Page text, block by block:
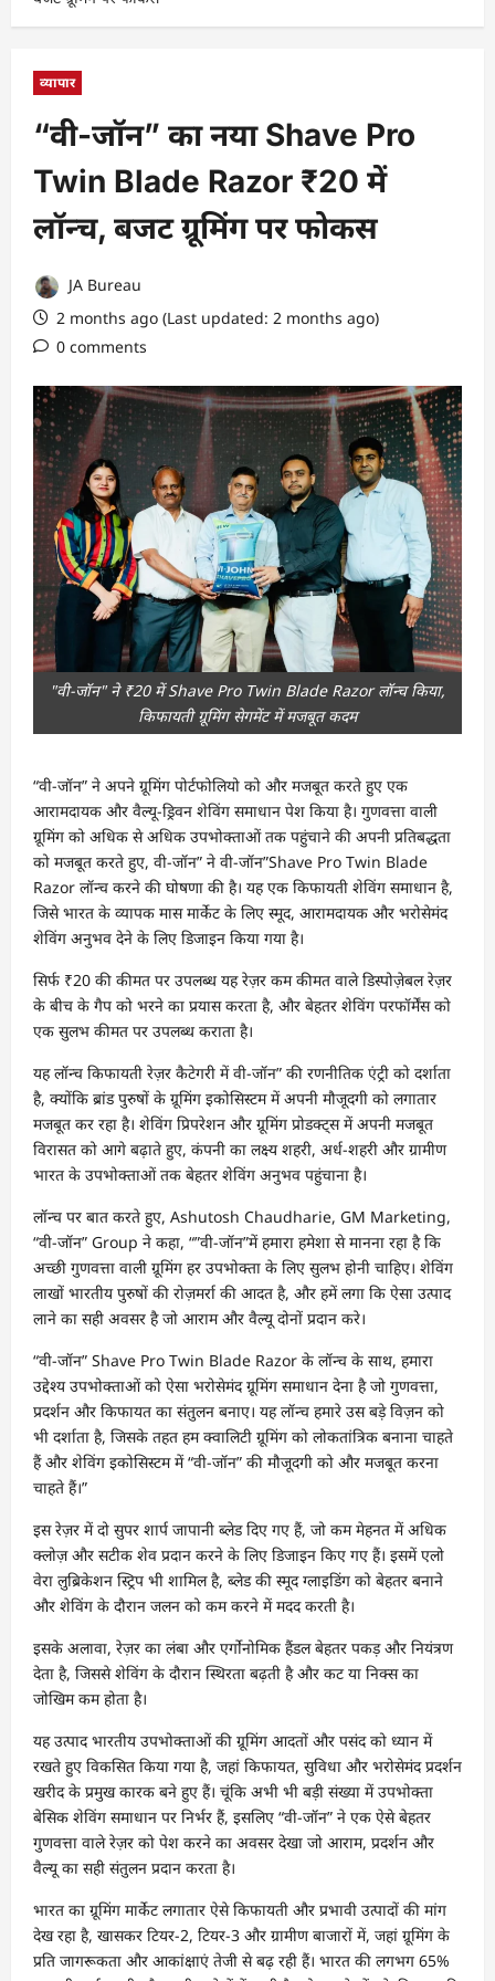
व्यापार
“वी-जॉन” का नया Shave Pro
Twin Blade Razor ₹20 में
लॉन्च, बजट ग्रूमिंग पर फोकस
JA Bureau
2 months ago (Last updated: 2 months ago)
0 comments
"वी-जॉन" ने ₹20 में Shave Pro Twin Blade Razor लॉन्च किया,
किफायती ग्रूमिंग सेगमेंट में मजबूत कदम
“वी-जॉन” ने अपने ग्रूमिंग पोर्टफोलियो को और मजबूत करते हुए एक
आरामदायक और वैल्यू-ड्रिवन शेविंग समाधान पेश किया है। गुणवत्ता वाली
ग्रूमिंग को अधिक से अधिक उपभोक्ताओं तक पहुंचाने की अपनी प्रतिबद्धता
को मजबूत करते हुए, वी-जॉन” ने वी-जॉन”Shave Pro Twin Blade
Razor लॉन्च करने की घोषणा की है। यह एक किफायती शेविंग समाधान है,
जिसे भारत के व्यापक मास मार्केट के लिए स्मूद, आरामदायक और भरोसेमंद
शेविंग अनुभव देने के लिए डिजाइन किया गया है।
सिर्फ ₹20 की कीमत पर उपलब्ध यह रेज़र कम कीमत वाले डिस्पोज़ेबल रेज़र
के बीच के गैप को भरने का प्रयास करता है, और बेहतर शेविंग परफॉर्मेंस को
एक सुलभ कीमत पर उपलब्ध कराता है।
यह लॉन्च किफायती रेज़र कैटेगरी में वी-जॉन” की रणनीतिक एंट्री को दर्शाता
है, क्योंकि ब्रांड पुरुषों के ग्रूमिंग इकोसिस्टम में अपनी मौजूदगी को लगातार
मजबूत कर रहा है। शेविंग प्रिपरेशन और ग्रूमिंग प्रोडक्ट्स में अपनी मजबूत
विरासत को आगे बढ़ाते हुए, कंपनी का लक्ष्य शहरी, अर्ध-शहरी और ग्रामीण
भारत के उपभोक्ताओं तक बेहतर शेविंग अनुभव पहुंचाना है।
लॉन्च पर बात करते हुए, Ashutosh Chaudharie, GM Marketing,
“वी-जॉन” Group ने कहा, “”वी-जॉन”में हमारा हमेशा से मानना रहा है कि
अच्छी गुणवत्ता वाली ग्रूमिंग हर उपभोक्ता के लिए सुलभ होनी चाहिए। शेविंग
लाखों भारतीय पुरुषों की रोज़मर्रा की आदत है, और हमें लगा कि ऐसा उत्पाद
लाने का सही अवसर है जो आराम और वैल्यू दोनों प्रदान करे।
“वी-जॉन” Shave Pro Twin Blade Razor के लॉन्च के साथ, हमारा
उद्देश्य उपभोक्ताओं को ऐसा भरोसेमंद ग्रूमिंग समाधान देना है जो गुणवत्ता,
प्रदर्शन और किफायत का संतुलन बनाए। यह लॉन्च हमारे उस बड़े विज़न को
भी दर्शाता है, जिसके तहत हम क्वालिटी ग्रूमिंग को लोकतांत्रिक बनाना चाहते
हैं और शेविंग इकोसिस्टम में “वी-जॉन” की मौजूदगी को और मजबूत करना
चाहते हैं।”
इस रेज़र में दो सुपर शार्प जापानी ब्लेड दिए गए हैं, जो कम मेहनत में अधिक
क्लोज़ और सटीक शेव प्रदान करने के लिए डिजाइन किए गए हैं। इसमें एलो
वेरा लुब्रिकेशन स्ट्रिप भी शामिल है, ब्लेड की स्मूद ग्लाइडिंग को बेहतर बनाने
और शेविंग के दौरान जलन को कम करने में मदद करती है।
इसके अलावा, रेज़र का लंबा और एर्गोनोमिक हैंडल बेहतर पकड़ और नियंत्रण
देता है, जिससे शेविंग के दौरान स्थिरता बढ़ती है और कट या निक्स का
जोखिम कम होता है।
यह उत्पाद भारतीय उपभोक्ताओं की ग्रूमिंग आदतों और पसंद को ध्यान में
रखते हुए विकसित किया गया है, जहां किफायत, सुविधा और भरोसेमंद प्रदर्शन
खरीद के प्रमुख कारक बने हुए हैं। चूंकि अभी भी बड़ी संख्या में उपभोक्ता
बेसिक शेविंग समाधान पर निर्भर हैं, इसलिए “वी-जॉन” ने एक ऐसे बेहतर
गुणवत्ता वाले रेज़र को पेश करने का अवसर देखा जो आराम, प्रदर्शन और
वैल्यू का सही संतुलन प्रदान करता है।
भारत का ग्रूमिंग मार्केट लगातार ऐसे किफायती और प्रभावी उत्पादों की मांग
देख रहा है, खासकर टियर-2, टियर-3 और ग्रामीण बाजारों में, जहां ग्रूमिंग के
प्रति जागरूकता और आकांक्षाएं तेजी से बढ़ रही हैं। भारत की लगभग 65%